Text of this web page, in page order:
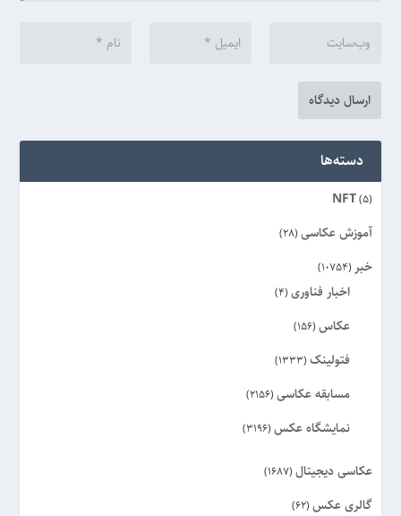
دسته‌ها
NFT(5)
آموزش عکاسی (28)
خبر (10754)
اخبار فناوری (4)
عکاس (156)
فتولینک (1333)
مسابقه عکاسی (2156)
نمایشگاه عکس (3196)
عکاسی دیجیتال (1687)
گالری عکس (62)